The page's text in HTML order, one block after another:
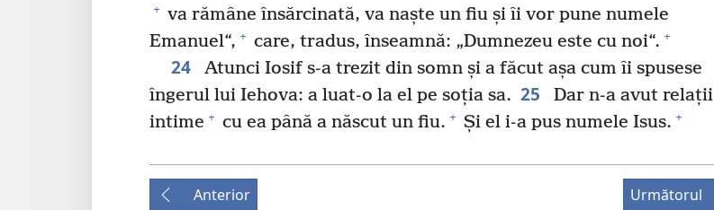
+ va rămâne însărcinată, va naște un fiu și îi vor pune numele
Emanuel“, + care, tradus, înseamnă: „Dumnezeu este cu noi“. +
24
Atunci Iosif s-a trezit din somn și a făcut așa cum îi spusese
îngerul lui Iehova: a luat-o la el pe soția sa. 25
Dar n-a avut relații
intime + cu ea până a născut un fiu. + Și el i-a pus numele Isus. +
Anterior Următorul